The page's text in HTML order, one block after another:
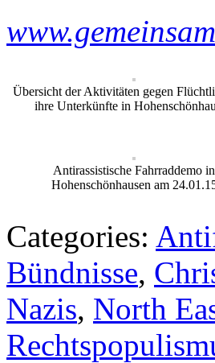
Übersicht der Aktivitäten gegen
ihre Unterkünfte in
Antirassistische Fahrraddemo in
Hohenschönhausen am
Categories:
Bündnisse,
Nazis, North